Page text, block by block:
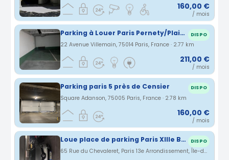
160,00 €
/ mois
Parking à Louer Paris Pernety/Plaisance DISPO
22 Avenue Villemain, 75014 Paris, France · 2.77 km
211,00 €
/ mois
Parking paris 5 près de Censier DISPO
Square Adanson, 75005 Paris, France · 2.78 km
160,00 €
/ mois
Loue place de parking Paris XIIIe BNF DISPO
65 Rue du Chevaleret, Paris 13e Arrondissement, Île-de-France, France · 2.79 km